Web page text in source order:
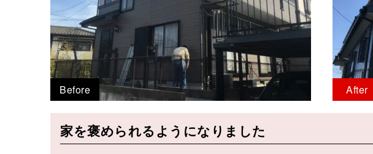
Before After
家を褒められるようになりました